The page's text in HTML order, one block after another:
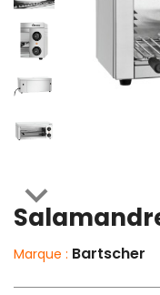

Marque : Bartscher